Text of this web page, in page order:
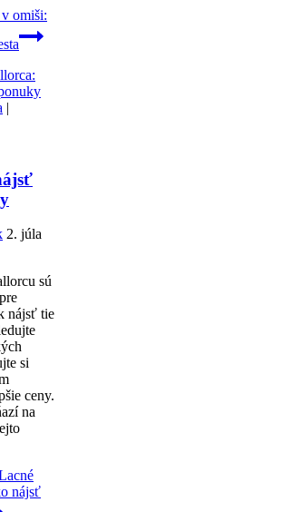
omiši:
|
2. júla
sú
nájsť tie
si
ceny.
na
nájsť